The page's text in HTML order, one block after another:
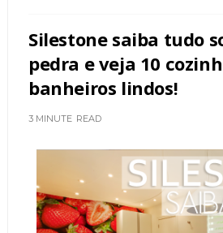
Silestone saiba tudo
pedra e veja 10
banheiros lindos!
3 MINUTE READ